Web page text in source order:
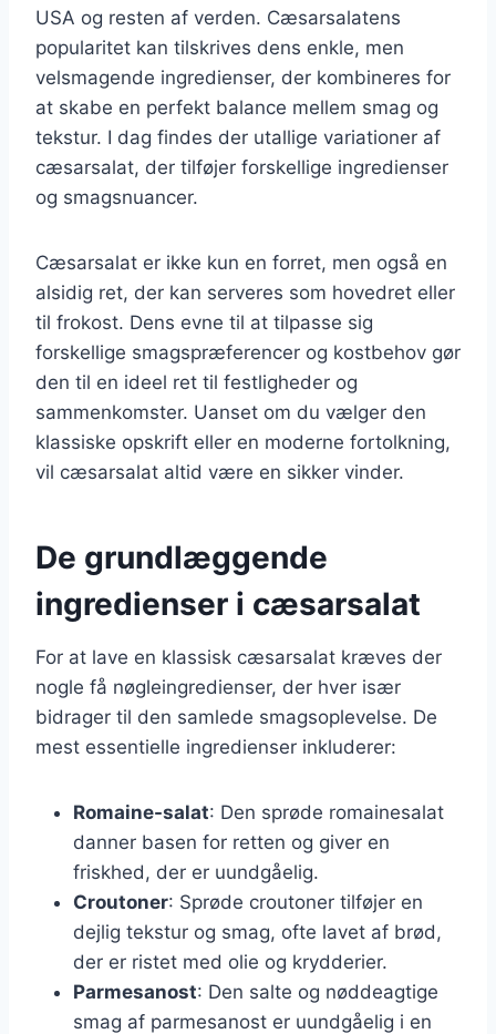
USA og resten af verden. Cæsarsalatens
popularitet kan tilskrives dens enkle, men
velsmagende ingredienser, der kombineres for
at skabe en perfekt balance mellem smag og
tekstur. I dag findes der utallige variationer af
cæsarsalat, der tilføjer forskellige ingredienser
og smagsnuancer.
Cæsarsalat er ikke kun en forret, men også en
alsidig ret, der kan serveres som hovedret eller
til frokost. Dens evne til at tilpasse sig
forskellige smagspræferencer og kostbehov gør
den til en ideel ret til festligheder og
sammenkomster. Uanset om du vælger den
klassiske opskrift eller en moderne fortolkning,
vil cæsarsalat altid være en sikker vinder.
De grundlæggende
ingredienser i cæsarsalat
For at lave en klassisk cæsarsalat kræves der
nogle få nøgleingredienser, der hver især
bidrager til den samlede smagsoplevelse. De
mest essentielle ingredienser inkluderer:
Romaine-salat: Den sprøde romainesalat
danner basen for retten og giver en
friskhed, der er uundgåelig.
Croutoner: Sprøde croutoner tilføjer en
dejlig tekstur og smag, ofte lavet af brød,
der er ristet med olie og krydderier.
Parmesanost: Den salte og nøddeagtige
smag af parmesanost er uundgåelig i en